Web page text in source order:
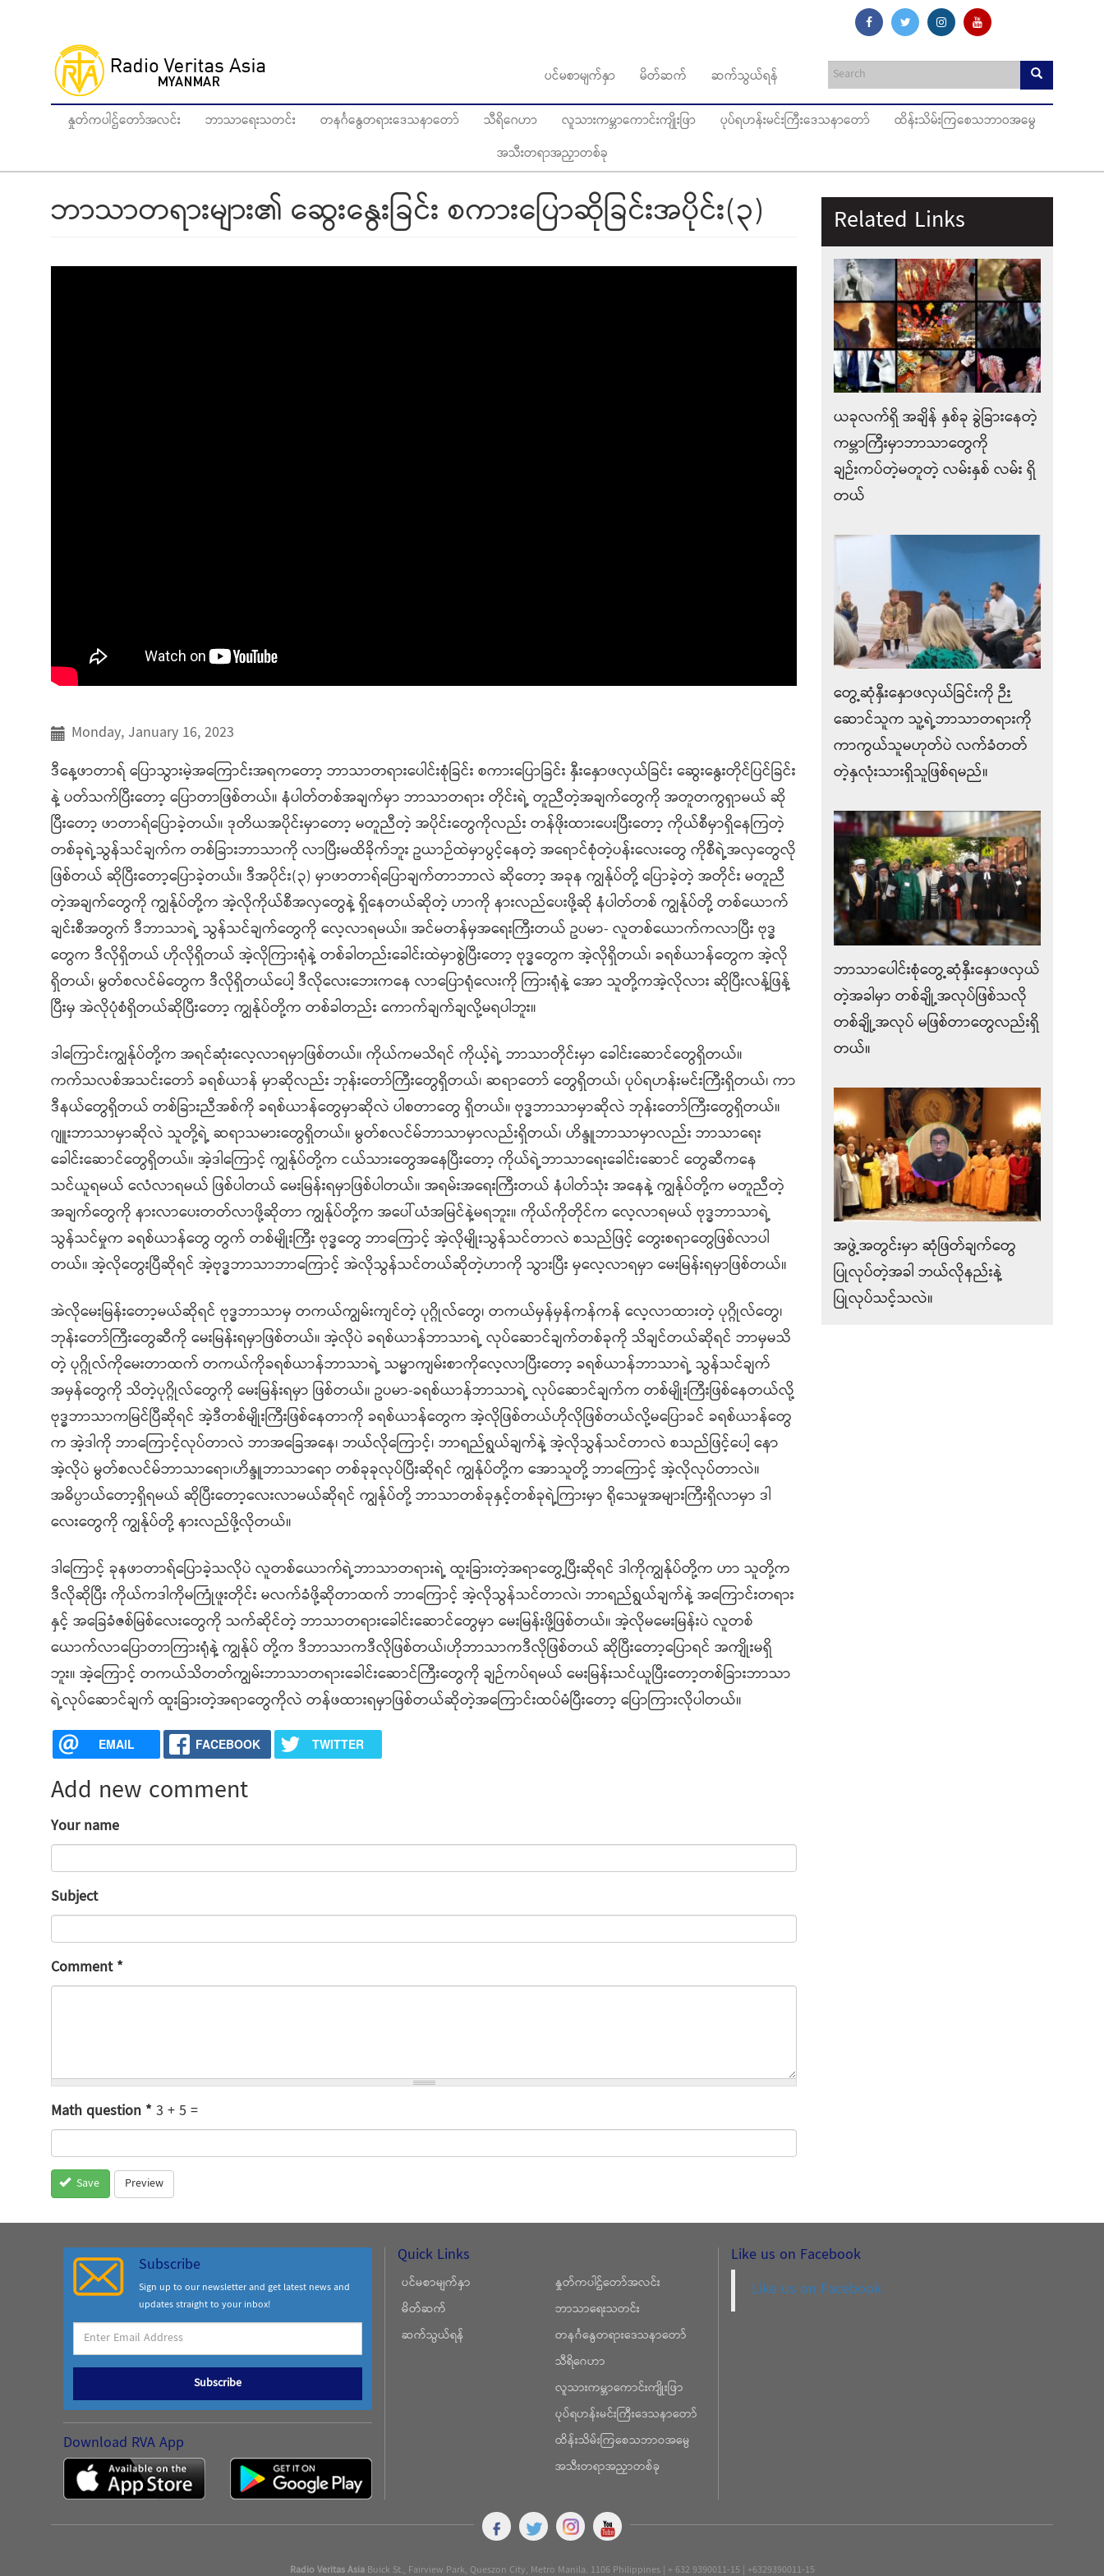
ပင်မစာမျက်နှာ မိတ်ဆက် ဆက်သွယ်ရန်
နှုတ်ကပါဌ်တော်အလင်း ဘာသာရေးသတင်း တနင်္ဂနွေတရားဒေသနာတော် သီရိဂေဟာ လူသားကမ္ဘာကောင်းကျိုးဖြာ ပုပ်ရဟန်းမင်းကြီးဒေသနာတော်
ထိန်းသိမ်းကြစေသဘာဝအမွေ
အသီးတရာအညှာတစ်ခု
ဘာသာတရားများ၏ ဆွေးနွေးခြင်း စကားပြောဆိုခြင်းအပိုင်း(၃)
Monday, January 16, 2023
ဒီနေ့ဖာတာရ် ပြောသွားမဲ့အကြောင်းအရကတော့ ဘာသာတရားပေါင်းစုံခြင်း စကားပြောခြင်း နှီးနှောဖလှယ်ခြင်း ဆွေးနွေးတိုင်ပြင်ခြင်း
နဲ့ ပတ်သက်ပြီးတော့ ပြောတာဖြစ်တယ်။ နံပါတ်တစ်အချက်မှာ ဘာသာတရား တိုင်းရဲ့ တူညီတဲ့အချက်တွေကို အတူတကွရှာမယ် ဆို
ပြီးတော့ ဖာတာရ်ပြောခဲ့တယ်။ ဒုတိယအပိုင်းမှာတော့ မတူညီတဲ့ အပိုင်းတွေကိုလည်း တန်ဖိုးထားပေးပြီးတော့ ကိုယ်စီမှာရှိနေကြတဲ့
တစ်ခုရဲ့သွန်သင်ချက်က တစ်ခြားဘာသာကို လာပြီးမထိခိုက်ဘူး ဥယာဉ်ထဲမှာပွင့်နေတဲ့ အရောင်စုံတဲ့ပန်းလေးတွေ ကိုစီရဲ့အလှတွေလို
ဖြစ်တယ် ဆိုပြီးတော့ပြောခဲ့တယ်။ ဒီအပိုင်း(၃) မှာဖာတာရ်ပြောချက်တာဘာလဲ ဆိုတော့ အခုန ကျွန်ုပ်တို့ ပြောခဲ့တဲ့ အတိုင်း မတူညီ
တဲ့အချက်တွေကို ကျွန်ုပ်တို့က အဲ့လိုကိုယ်စီအလှတွေနဲ့ ရှိနေတယ်ဆိုတဲ့ ဟာကို နားလည်ပေးဖို့ဆို နံပါတ်တစ် ကျွန်ုပ်တို့ တစ်ယောက်
ချင်းစီအတွက် ဒီဘာသာရဲ့ သွန်သင်ချက်တွေကို လေ့လာရမယ်။ အင်မတန်မှအရေးကြီးတယ် ဥပမာ- လူတစ်ယောက်ကလာပြီး ဗုဒ္ဓ
တွေက ဒီလိုရှိတယ် ဟိုလိုရှိတယ် အဲ့လိုကြားရုံနဲ့ တစ်ခါတည်းခေါင်းထဲမှာစွဲပြီးတော့ ဗုဒ္ဓတွေက အဲ့လိုရှိတယ်၊ ခရစ်ယာန်တွေက အဲ့လို
ရှိတယ်၊ မွတ်စလင်မ်တွေက ဒီလိုရှိတယ်ပေါ့ ဒီလိုလေးဘေးကနေ လာပြောရုံလေးကို ကြားရုံနဲ့ အော သူတို့ကအဲ့လိုလား ဆိုပြီးလန့်ဖြန့်
ပြီးမှ အဲလိုပုံစံရှိတယ်ဆိုပြီးတော့ ကျွန်ုပ်တို့က တစ်ခါတည်း ကောက်ချက်ချလို့မရပါဘူး။
ဒါကြောင်းကျွန်ုပ်တို့က အရင်ဆုံးလေ့လာရမှာဖြစ်တယ်။ ကိုယ်ကမသိရင် ကိုယ့်ရဲ့ ဘာသာတိုင်းမှာ ခေါင်းဆောင်တွေရှိတယ်။
ကက်သလစ်အသင်းတော် ခရစ်ယာန် မှာဆိုလည်း ဘုန်းတော်ကြီးတွေရှိတယ်၊ ဆရာတော် တွေရှိတယ်၊ ပုပ်ရဟန်းမင်းကြီးရှိတယ်၊ ကာ
ဒီနယ်တွေရှိတယ် တစ်ခြားညီအစ်ကို ခရစ်ယာန်တွေမှာဆိုလဲ ပါစတာတွေ ရှိတယ်။ ဗုဒ္ဓဘာသာမှာဆိုလဲ ဘုန်းတော်ကြီးတွေရှိတယ်။
ဂျူးဘာသာမှာဆိုလဲ သူတို့ရဲ့ ဆရာသမားတွေရှိတယ်။ မွတ်စလင်မ်ဘာသာမှာလည်းရှိတယ်၊ ဟိန္ဒူဘာသာမှာလည်း ဘာသာရေး
ခေါင်းဆောင်တွေရှိတယ်။ အဲ့ဒါကြောင့် ကျွန်ုပ်တို့က ငယ်သားတွေအနေပြီးတော့ ကိုယ်ရဲ့ဘာသာရေးခေါင်းဆောင် တွေဆီကနေ
သင်ယူရမယ် လေံလာရမယ် ဖြစ်ပါတယ် မေးမြန်းရမှာဖြစ်ပါတယ်။ အရမ်းအရေးကြီးတယ် နံပါတ်သုံး အနေနဲ့ ကျွန်ုပ်တို့က မတူညီတဲ့
အချက်တွေကို နားလာပေးတတ်လာဖို့ဆိုတာ ကျွန်ုပ်တို့က အပေါ်ယံအမြင်နဲ့မရဘူး။ ကိုယ်ကိုတိုင်က လေ့လာရမယ် ဗုဒ္ဓဘာသာရဲ့
သွန်သင်မှုက ခရစ်ယာန်တွေ တွက် တစ်မျိုးကြီး ဗုဒ္ဓတွေ ဘာကြောင့် အဲ့လိုမျိုးသွန်သင်တာလဲ စသည်ဖြင့် တွေးစရာတွေဖြစ်လာပါ
တယ်။ အဲ့လိုတွေးပြီဆိုရင် အဲ့ဗုဒ္ဓဘာသာဘာကြောင့် အဲလိုသွန်သင်တယ်ဆိုတဲ့ဟာကို သွားပြီး မှလေ့လာရမှာ မေးမြန်းရမှာဖြစ်တယ်။
အဲလိုမေးမြန်းတော့မယ်ဆိုရင် ဗုဒ္ဓဘာသာမှ တကယ်ကျွမ်းကျင်တဲ့ ပုဂ္ဂိုလ်တွေ၊ တကယ်မှန်မှန်ကန်ကန် လေ့လာထားတဲ့ ပုဂ္ဂိုလ်တွေ၊
ဘုန်းတော်ကြီးတွေဆီကို မေးမြန်းရမှာဖြစ်တယ်။ အဲ့လိုပဲ ခရစ်ယာန်ဘာသာရဲ့ လုပ်ဆောင်ချက်တစ်ခုကို သိချင်တယ်ဆိုရင် ဘာမှမသိ
တဲ့ ပုဂ္ဂိုလ်ကိုမေးတာထက် တကယ်ကိုခရစ်ယာန်ဘာသာရဲ့ သမ္မာကျမ်းစာကိုလေ့လာပြီးတော့ ခရစ်ယာန်ဘာသာရဲ့ သွန်သင်ချက်
အမှန်တွေကို သိတဲ့ပုဂ္ဂိုလ်တွေကို မေးမြန်းရမှာ ဖြစ်တယ်။ ဥပမာ-ခရစ်ယာန်ဘာသာရဲ့ လုပ်ဆောင်ချက်က တစ်မျိုးကြီးဖြစ်နေတယ်လို့
ဗုဒ္ဓဘာသာကမြင်ပြီဆိုရင် အဲ့ဒီတစ်မျိုးကြီးဖြစ်နေတာကို ခရစ်ယာန်တွေက အဲ့လိုဖြစ်တယ်ဟိုလိုဖြစ်တယ်လို့မပြောခင် ခရစ်ယာန်တွေ
က အဲ့ဒါကို ဘာကြောင့်လုပ်တာလဲ ဘာအခြေအနေ၊ ဘယ်လိုကြောင့်၊ ဘာရည်ရွယ်ချက်နဲ့ အဲ့လိုသွန်သင်တာလဲ စသည်ဖြင့်ပေါ့ နော
အဲ့လိုပဲ မွတ်စလင်မ်ဘာသာရော၊ဟိန္ဒူဘာသာရော တစ်ခုခုလုပ်ပြီးဆိုရင် ကျွန်ုပ်တို့က အောသူတို့ ဘာကြောင့် အဲ့လိုလုပ်တာလဲ။
အဓိပ္ပာယ်တော့ရှိရမယ် ဆိုပြီးတော့လေးလာမယ်ဆိုရင် ကျွန်ုပ်တို့ ဘာသာတစ်ခုနှင့်တစ်ခုရဲ့ကြားမှာ ရိုသေမှုအများကြီးရှိလာမှာ ဒါ
လေးတွေကို ကျွန်ုပ်တို့ နားလည်ဖို့လိုတယ်။
ဒါကြောင့် ခုနဖာတာရ်ပြောခဲ့သလိုပဲ လူတစ်ယောက်ရဲ့ဘာသာတရားရဲ့ ထူးခြားတဲ့အရာတွေ့ပြီးဆိုရင် ဒါကိုကျွန်ုပ်တို့က ဟာ သူတို့က
ဒီလိုဆိုပြီး ကိုယ်ကဒါကိုမကြုံဖူးတိုင်း မလက်ခံဖို့ဆိုတာထက် ဘာကြောင့် အဲ့လိုသွန်သင်တာလဲ၊ ဘာရည်ရွယ်ချက်နဲ့ အကြောင်းတရား
နှင့် အခြေခံဇစ်မြစ်လေးတွေကို သက်ဆိုင်တဲ့ ဘာသာတရားခေါင်းဆောင်တွေမှာ မေးမြန်းဖို့ဖြစ်တယ်။ အဲ့လိုမမေးမြန်းပဲ လူတစ်
ယောက်လာပြောတာကြားရုံနဲ့ ကျွန်ုပ် တို့က ဒီဘာသာကဒီလိုဖြစ်တယ်၊ဟိုဘာသာကဒီလိုဖြစ်တယ် ဆိုပြီးတော့ပြောရင် အကျိုးမရှိ
ဘူး။ အဲ့ကြောင့် တကယ်သိတတ်ကျွမ်းဘာသာတရားခေါင်းဆောင်ကြီးတွေကို ချဉ်ကပ်ရမယ် မေးမြန်းသင်ယူပြီးတော့တစ်ခြားဘာသာ
ရဲ့လုပ်ဆောင်ချက် ထူးခြားတဲ့အရာတွေကိုလဲ တန်ဖထားရမှာဖြစ်တယ်ဆိုတဲ့အကြောင်းထပ်မံပြီးတော့ ပြောကြားလိုပါတယ်။
EMAIL FACEBOOK TWITTER
Add new comment
Your name
Subject
Comment*
Math question*3 + 5 =
Save Preview
Related Links
ယခုလက်ရှိ အချိန် နှစ်ခု ခွဲခြားနေတဲ့
ကမ္ဘာကြီးမှာဘာသာတွေကို
ချဉ်းကပ်တဲ့မတူတဲ့ လမ်းနှစ် လမ်း ရှိ
တယ်
တွေ့ဆုံနှီးနှောဖလှယ်ခြင်းကို ဉီး
ဆောင်သူက သူ့ရဲ့ဘာသာတရားကို
ကာကွယ်သူမဟုတ်ပဲ လက်ခံတတ်
တဲ့နှလုံးသားရှိသူဖြစ်ရမည်။
ဘာသာပေါင်းစုံတွေ့ဆုံနှီးနှောဖလှယ်
တဲ့အခါမှာ တစ်ချို့အလုပ်ဖြစ်သလို
တစ်ချို့အလုပ် မဖြစ်တာတွေလည်းရှိ
တယ်။
အဖွဲ့အတွင်းမှာ ဆုံဖြတ်ချက်တွေ
ပြုလုပ်တဲ့အခါ ဘယ်လိုနည်းနဲ့
ပြုလုပ်သင့်သလဲ။
Subscribe
Sign up to our newsletter and get latest news and
updates straight to your inbox!
Subscribe
Download RVA App
Quick Links
ပင်မစာမျက်နှာ
မိတ်ဆက်
ဆက်သွယ်ရန်
နှုတ်ကပါဌ်တော်အလင်း
ဘာသာရေးသတင်း
တနင်္ဂနွေတရားဒေသနာတော်
သီရိဂေဟာ
လူသားကမ္ဘာကောင်းကျိုးဖြာ
ပုပ်ရဟန်းမင်းကြီးဒေသနာတော်
ထိန်းသိမ်းကြစေသဘာဝအမွေ
အသီးတရာအညှာတစ်ခု
Like us on Facebook
Like us on Facebook
Radio Veritas AsiaBuick St., Fairview Park, Queszon City, Metro Manila. 1106 Philippines | + 632 9390011-15 | +6329390011-15